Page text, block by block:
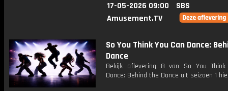
17-05-2026 09:00
SBS
Amusement.TV
So You Think You Can Dance:
Dance
Bekijk aflevering 8 van So You Think
Dance: Behind the Dance uit seizoen 1